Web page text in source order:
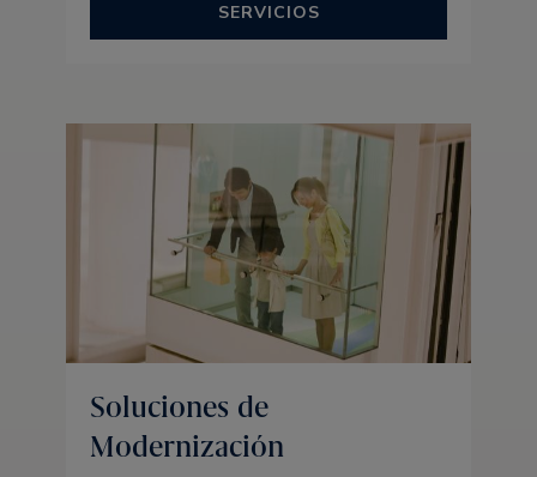
SERVICIOS
Soluciones de
Modernización